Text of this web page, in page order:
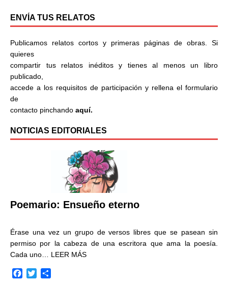
ENVÍA TUS RELATOS
Publicamos relatos cortos y primeras páginas de obras. Si
quieres
compartir tus relatos inéditos y tienes al menos un libro
publicado,
accede a los requisitos de participación y rellena el formulario
de
contacto pinchando aquí.
NOTICIAS EDITORIALES
Poemario: Ensueño eterno
Érase una vez un grupo de versos libres que se pasean sin
permiso por la cabeza de una escritora que ama la poesía.
Cada uno… LEER MÁS